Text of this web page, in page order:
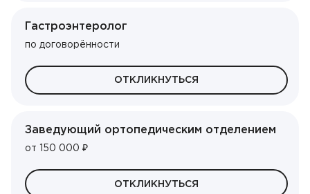
Гастроэнтеролог
по договорённости
ОТКЛИКНУТЬСЯ
Заведующий ортопедическим отделением
от 150 000 ₽
ОТКЛИКНУТЬСЯ